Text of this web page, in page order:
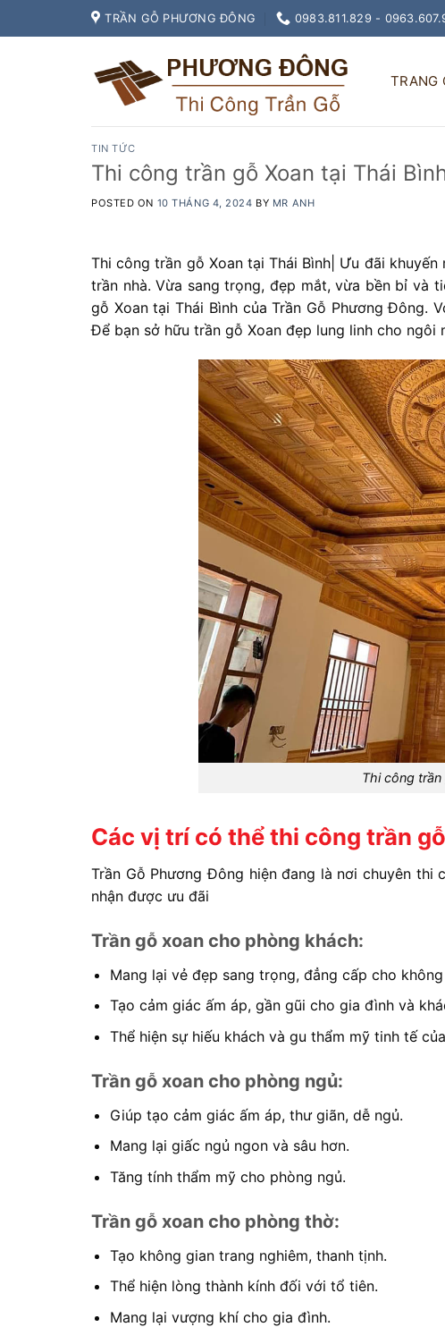
to
TRẦN GỖ PHƯƠNG ĐÔNG 0983.811.829 -
TRANG
TIN TỨC
Thi công trần gỗ Xoan tại Thái
POSTED ON 10 THÁNG 4, 2024 BY MR ANH
Thi công trần gỗ Xoan tại Thái Bình| Ưu đãi
trần nhà. Vừa sang trọng, đẹp mắt, vừa bền bỉ và
gỗ Xoan tại Thái Bình của Trần Gỗ Phương Đông.
Để bạn sở hữu trần gỗ Xoan đẹp lung linh cho ngôi
Thi công trần
Các vị trí có thể thi công trần
Trần Gỗ Phương Đông hiện đang là nơi chuyên thi
nhận được ưu đãi
Trần gỗ xoan cho phòng khách:
Mang lại vẻ đẹp sang trọng, đẳng cấp cho
Tạo cảm giác ấm áp, gần gũi cho gia đình và
Thể hiện sự hiếu khách và gu thẩm mỹ tinh tế
Trần gỗ xoan cho phòng ngủ:
Giúp tạo cảm giác ấm áp, thư giãn, dễ ngủ.
Mang lại giấc ngủ ngon và sâu hơn.
Tăng tính thẩm mỹ cho phòng ngủ.
Trần gỗ xoan cho phòng thờ:
Tạo không gian trang nghiêm, thanh tịnh.
Thể hiện lòng thành kính đối với tổ tiên.
Mang lại vượng khí cho gia đình.